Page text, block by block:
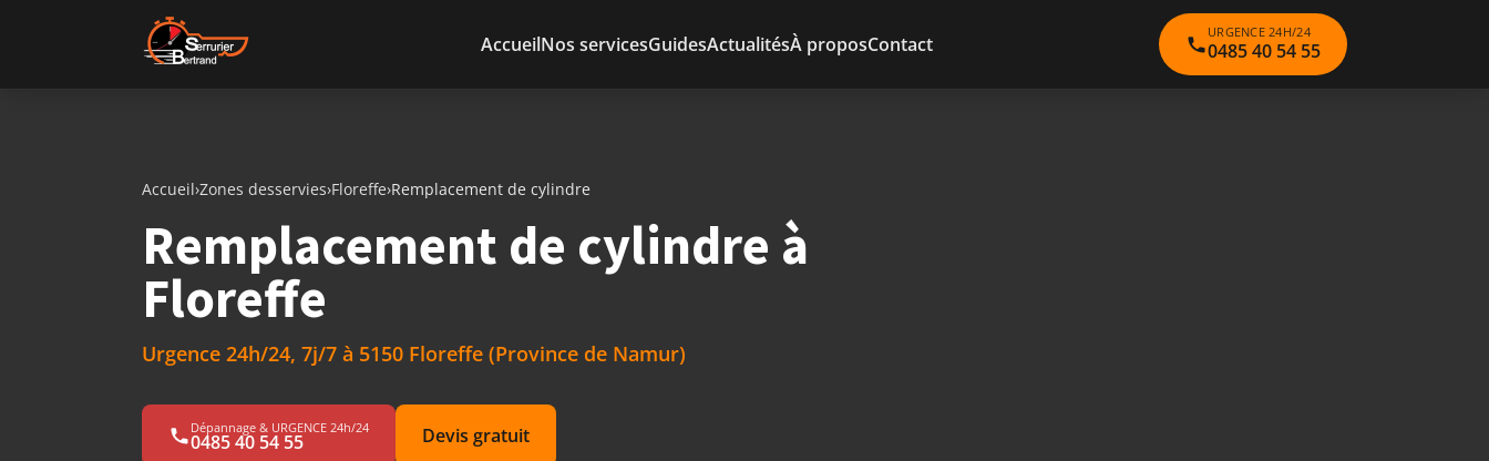
AccueilNos servicesGuidesActualitésÀ proposContact
URGENCE 24H/24
0485 40 54 55
Accueil›Zones desservies›Floreffe›Remplacement de cylindre
Remplacement de cylindre à
Floreffe
Urgence 24h/24, 7j/7 à 5150 Floreffe (Province de Namur)
Dépannage & URGENCE 24h/24
0485 40 54 55 Devis gratuit